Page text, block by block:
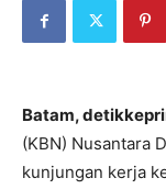
Batam,
(KBN) Nusantara
kunjungan kerja